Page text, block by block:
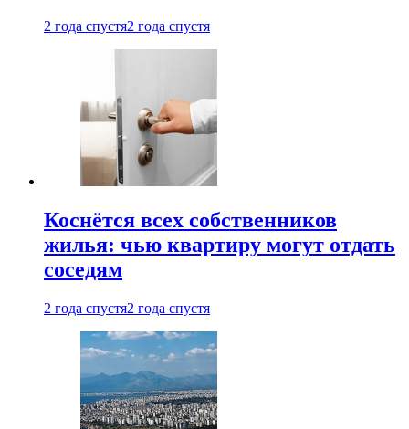
2 года спустя2 года спустя
Коснётся всех собственников
жилья: чью квартиру могут отдать
соседям
2 года спустя2 года спустя